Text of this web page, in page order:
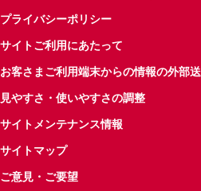
プライバシーポリシー
サイトご利用にあたって
お客さまご利用端末からの情報の外部
見やすさ・使いやすさの調整
サイトメンテナンス情報
サイトマップ
ご意見・ご要望